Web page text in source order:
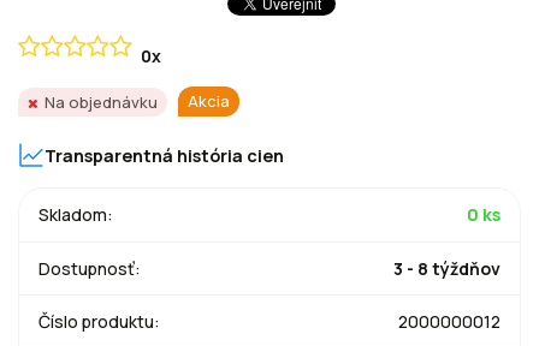
Na objednávku Akcia
0x
Transparentná história cien
Skladom: 0 ks
Dostupnosť: 3 - 8 týždňov
Číslo produktu: 2000000012